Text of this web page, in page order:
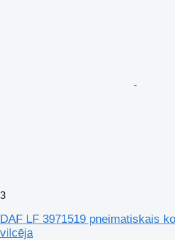
3
DAF LF 3971519 pneimatiskais
vilcēja